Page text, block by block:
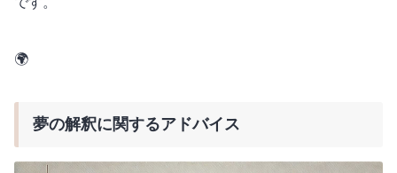
🌍
夢の解釈に関するアドバイス